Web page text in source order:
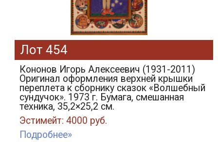
Лот 454
Кононов Игорь Алексеевич (1931-2011)
Оригинал оформления верхней крышки
переплета к сборнику сказок «Волшебный
сундучок». 1973 г. Бумага, смешанная
техника, 35,2×25,2 см.
Эстимейт: 4000 руб.
Подробнее»